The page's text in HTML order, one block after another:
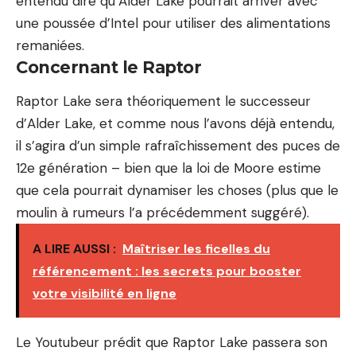
une poussée d’Intel pour utiliser des alimentations
remaniées.
Concernant le Raptor
Raptor Lake sera théoriquement le successeur
d’Alder Lake, et comme nous l’avons déjà entendu,
il s’agira d’un simple rafraîchissement des puces de
12e génération – bien que la loi de Moore estime
que cela pourrait dynamiser les choses (plus que le
moulin à rumeurs l’a précédemment suggéré).
A LIRE AUSSI : Maîtriser les ficelles du
référencement : les secrets pour booster
votre visibilité en ligne
Le Youtubeur prédit que Raptor Lake passera son